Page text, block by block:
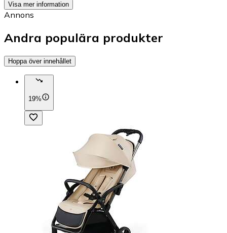
Visa mer information
Annons
Andra populära produkter
Hoppa över innehållet
19%